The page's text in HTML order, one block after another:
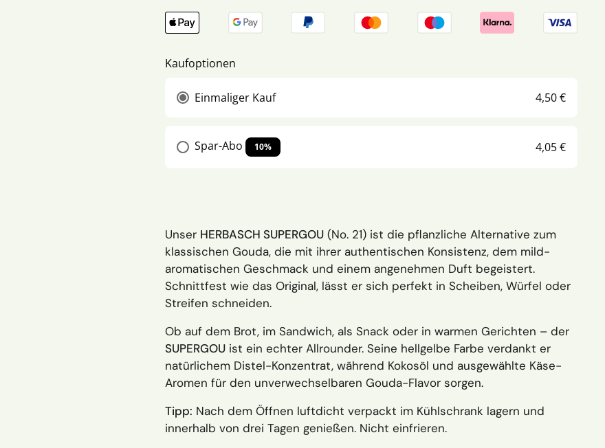
Kaufoptionen
Einmaliger Kauf 4,50 €
Spar-Abo 10% 4,05 €
Unser HERBASCH SUPERGOU (No. 21) ist die pflanzliche Alternative zum
klassischen Gouda, die mit ihrer authentischen Konsistenz, dem mild-
aromatischen Geschmack und einem angenehmen Duft begeistert.
Schnittfest wie das Original, lässt er sich perfekt in Scheiben, Würfel oder
Streifen schneiden.
Ob auf dem Brot, im Sandwich, als Snack oder in warmen Gerichten – der
SUPERGOU ist ein echter Allrounder. Seine hellgelbe Farbe verdankt er
natürlichem Distel-Konzentrat, während Kokosöl und ausgewählte Käse-
Aromen für den unverwechselbaren Gouda-Flavor sorgen.
Tipp: Nach dem Öffnen luftdicht verpackt im Kühlschrank lagern und
innerhalb von drei Tagen genießen. Nicht einfrieren.